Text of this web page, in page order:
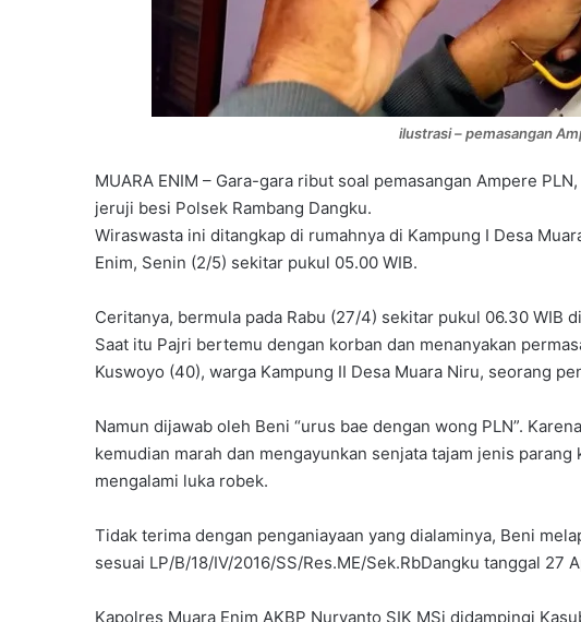
ilustrasi – pemasangan
MUARA ENIM – Gara-gara ribut soal pemasangan Ampere
jeruji besi Polsek Rambang Dangku.
Wiraswasta ini ditangkap di rumahnya di Kampung I Desa
Enim, Senin (2/5) sekitar pukul 05.00 WIB.
Ceritanya, bermula pada Rabu (27/4) sekitar pukul 06.30 WIB
Saat itu Pajri bertemu dengan korban dan menanyakan
Kuswoyo (40), warga Kampung II Desa Muara Niru, seorang
Namun dijawab oleh Beni “urus bae dengan wong PLN”.
kemudian marah dan mengayunkan senjata tajam jenis
mengalami luka robek.
Tidak terima dengan penganiayaan yang dialaminya, Beni
sesuai LP/B/18/IV/2016/SS/Res.ME/Sek.RbDangku tanggal 27
Kapolres Muara Enim AKBP Nuryanto SIK MSi didampingi